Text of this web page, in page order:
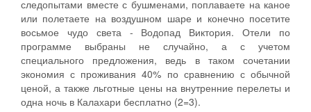
следопытами вместе с бушменами, поплаваете на каное
или полетаете на воздушном шаре и конечно посетите
восьмое чудо света - Водопад Виктория. Отели по
программе выбраны не случайно, а с учетом
специального предложения, ведь в таком сочетании
экономия с проживания 40% по сравнению с обычной
ценой, а также льготные цены на внутренние перелеты и
одна ночь в Калахари бесплатно (2=3).